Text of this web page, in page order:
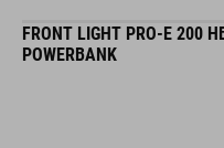
FRONT LIGHT PRO-E 200
POWERBANK